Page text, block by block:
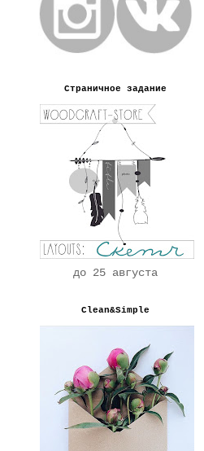
Страничное задание
до 25 августа
Clean&Simple